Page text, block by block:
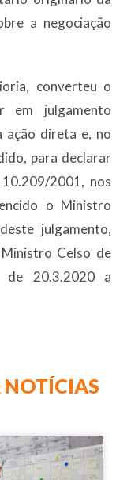
a negociação
converteu o
em julgamento
ação direta e, no
para declarar
2001, nos
o Ministro
julgamento,
Celso de
de 20.3.2020 a
NOTÍCIAS